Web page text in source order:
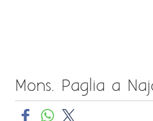
Mons. Paglia a